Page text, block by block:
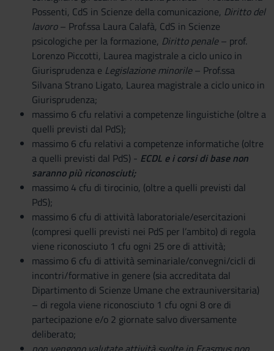
Possenti, CdS in Scienze della comunicazione, Diritto del
lavoro– Prof.ssa Laura Calafà, CdS in Scienze
psicologiche per la formazione, Diritto penale– prof.
Lorenzo Piccotti, Laurea magistrale a ciclo unico in
Giurisprudenza e Legislazione minorile– Prof.ssa
Silvana Strano Ligato, Laurea magistrale a ciclo unico in
Giurisprudenza;
massimo 6 cfu relativi a competenze linguistiche (oltre a
quelli previsti dal PdS);
massimo 6 cfu relativi a competenze informatiche (oltre
a quelli previsti dal PdS) - ECDL e i corsi di base non
saranno più riconosciuti;
massimo 4 cfu di tirocinio, (oltre a quelli previsti dal
PdS);
massimo 6 cfu di attività laboratoriale/esercitazioni
(compresi quelli previsti nei PdS per l’ambito) di regola
viene riconosciuto 1 cfu ogni 25 ore di attività;
massimo 6 cfu di attività seminariale/convegni/cicli di
incontri/formative in genere (sia accreditata dal
Dipartimento di Scienze Umane che extrauniversitaria)
– di regola viene riconosciuto 1 cfu ogni 8 ore di
partecipazione e/o 2 giornate salvo diversamente
deliberato;